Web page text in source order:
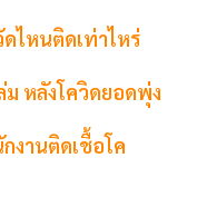
ไหนติดเท่าไหร่
หลังโควิดยอดพุ่ง
งานติดเชื้อโค